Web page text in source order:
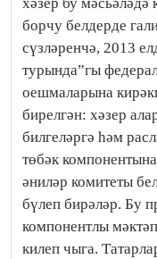
хәзер бу
борчу белдерде
сүзләренчә, 2013
турында”гы
оешмаларына
бирелгән: хәзер
билгеләргә һәм
төбәк
әниләр комитеты
бүлеп бирәләр. Бу
компонентлы
килеп чыга.